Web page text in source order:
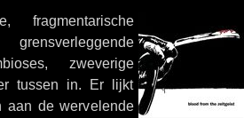
fragmentarische
zweverige
tussen in. Er lijkt
aan de wervelende